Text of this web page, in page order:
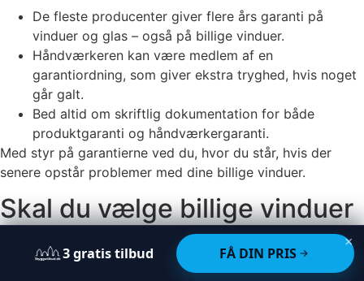
De fleste producenter giver flere års garanti på
vinduer og glas – også på billige vinduer.
Håndværkeren kan være medlem af en
garantiordning, som giver ekstra tryghed, hvis noget
går galt.
Bed altid om skriftlig dokumentation for både
produktgaranti og håndværkergaranti.
Med styr på garantierne ved du, hvor du står, hvis der
senere opstår problemer med dine billige vinduer.
Skal du vælge billige vinduer
nu – eller kan det vente?
3gratistilbud FÅ DIN PRIS
×